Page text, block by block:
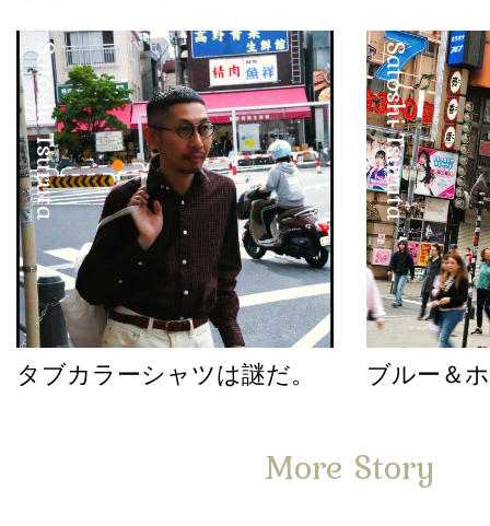
Satoshi Tsuruta
タブカラーシャツは謎だ。
Satoshi Tsuruta
ブルー＆
More Story